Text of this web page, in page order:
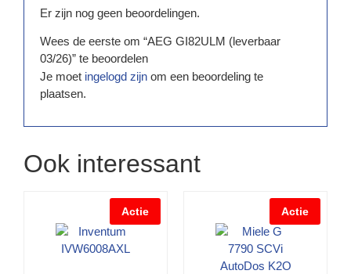
Er zijn nog geen beoordelingen.
Wees de eerste om “AEG GI82ULM (leverbaar
03/26)” te beoordelen
Je moet ingelogd zijn om een beoordeling te
plaatsen.
Ook interessant
Actie Actie